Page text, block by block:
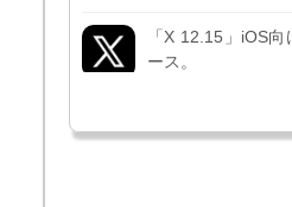
「X 12.15」iOS
ース。
リリース。Liguid